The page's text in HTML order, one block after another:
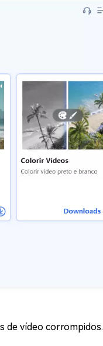
de vídeo corrompidos.